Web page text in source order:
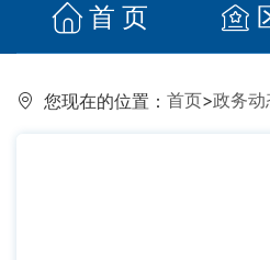
首 页
您现在的位置： 首页>政务动